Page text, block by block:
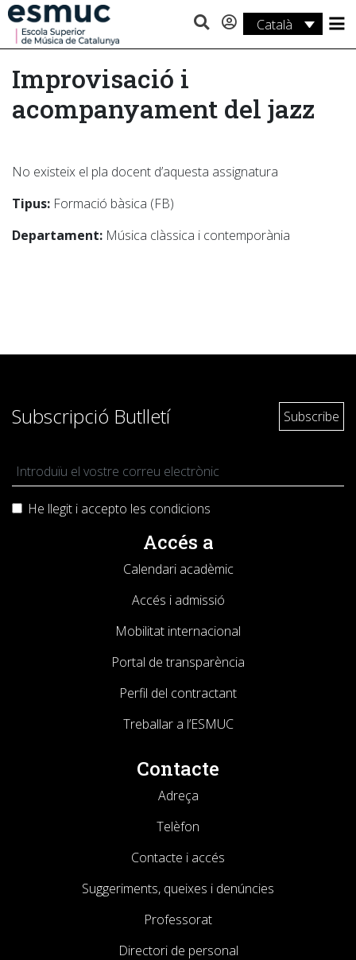
Català
Estudis
Recerca
Serveis
Improvisació i
acompanyament del jazz
No existeix el pla docent d’aquesta assignatura
Tipus: Formació bàsica (FB)
Departament: Música clàssica i contemporània
Subscripció Butlletí
He llegit i accepto les condicions
Accés a
Calendari acadèmic
Accés i admissió
Mobilitat internacional
Portal de transparència
Perfil del contractant
Treballar a l’ESMUC
Contacte
Adreça
Telèfon
Contacte i accés
Suggeriments, queixes i denúncies
Professorat
Directori de personal